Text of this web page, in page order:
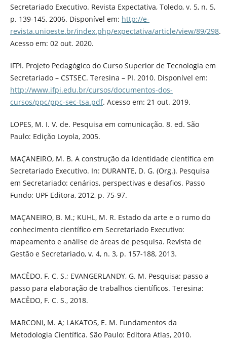
Secretariado Executivo. Revista Expectativa, Toledo, v. 5, n. 5,
p. 139-145, 2006. Disponível em: http://e-
revista.unioeste.br/index.php/expectativa/article/view/89/298.
Acesso em: 02 out. 2020.
IFPI. Projeto Pedagógico do Curso Superior de Tecnologia em
Secretariado – CSTSEC. Teresina – PI. 2010. Disponível em:
http://www.ifpi.edu.br/cursos/documentos-dos-
cursos/ppc/ppc-sec-tsa.pdf. Acesso em: 21 out. 2019.
LOPES, M. I. V. de. Pesquisa em comunicação. 8. ed. São
Paulo: Edição Loyola, 2005.
MAÇANEIRO, M. B. A construção da identidade científica em
Secretariado Executivo. In: DURANTE, D. G. (Org.). Pesquisa
em Secretariado: cenários, perspectivas e desafios. Passo
Fundo: UPF Editora, 2012, p. 75-97.
MAÇANEIRO, B. M.; KUHL, M. R. Estado da arte e o rumo do
conhecimento científico em Secretariado Executivo:
mapeamento e análise de áreas de pesquisa. Revista de
Gestão e Secretariado, v. 4, n. 3, p. 157-188, 2013.
MACÊDO, F. C. S.; EVANGERLANDY, G. M. Pesquisa: passo a
passo para elaboração de trabalhos científicos. Teresina:
MACÊDO, F. C. S., 2018.
MARCONI, M. A; LAKATOS, E. M. Fundamentos da
Metodologia Científica. São Paulo: Editora Atlas, 2010.